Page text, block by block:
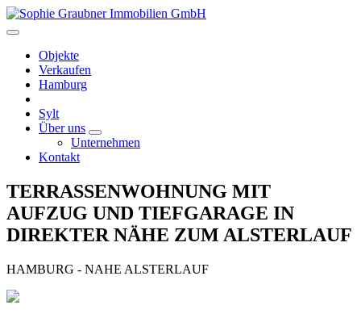
Objekte
Verkaufen
Hamburg
Sylt
Über uns
Unternehmen
Kontakt
TERRASSENWOHNUNG MIT
AUFZUG UND TIEFGARAGE IN
DIREKTER NÄHE ZUM ALSTERLAUF
HAMBURG - NAHE ALSTERLAUF